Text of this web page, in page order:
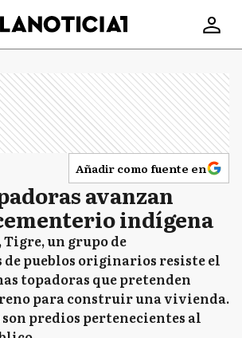
Añadir como fuente en
avanzan
indígena
Tigre, un grupo de
pueblos originarios resiste el
topadoras que pretenden
para construir una vivienda.
predios pertenecientes al